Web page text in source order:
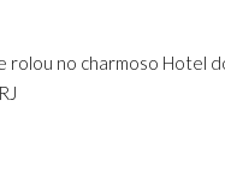
rolou no charmoso Hotel